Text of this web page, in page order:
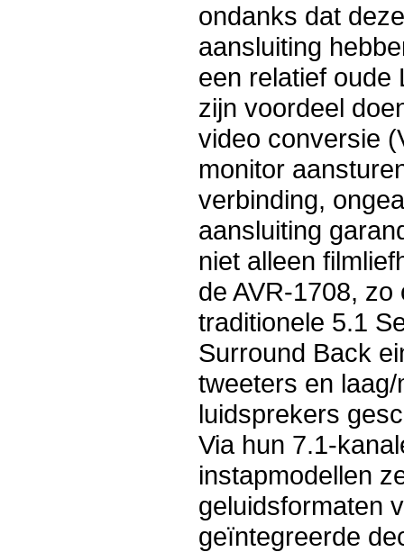
ondanks dat
aansluiting
een relatief oude
zijn voordeel
video conversie
monitor
verbinding,
aansluiting
niet alleen
de AVR-1708,
traditionele 5.1
Surround Back
tweeters en
luidsprekers
Via hun 7.1-
instapmodellen
geluidsformaten
geïntegreerde